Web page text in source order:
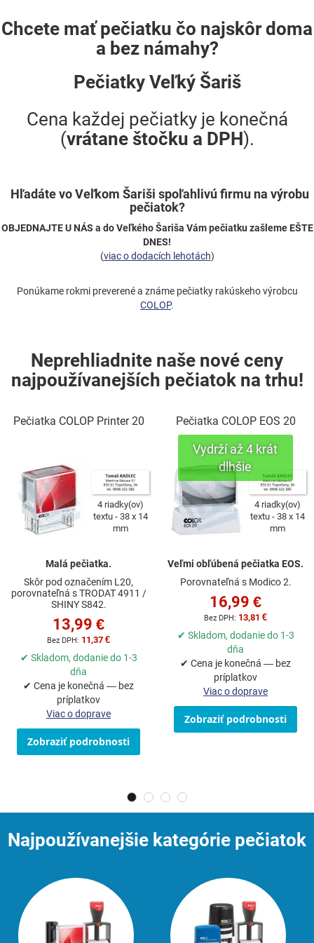
Chcete mať pečiatku čo najskôr doma
a bez námahy?
Pečiatky Veľký Šariš
Cena každej pečiatky je konečná
(vrátane štočku a DPH).
Hľadáte vo Veľkom Šariši spoľahlivú firmu na výrobu
pečiatok?
OBJEDNAJTE U NÁS a do Veľkého Šariša Vám pečiatku zašleme EŠTE
DNES!
(viac o dodacích lehotách)
Ponúkame rokmi preverené a známe pečiatky rakúskeho výrobcu
COLOP.
Neprehliadnite naše nové ceny
najpoužívanejších pečiatok na trhu!
Pečiatka COLOP Printer 20
4 riadky(ov)
textu
38 x 14
mm
Malá pečiatka.
Skôr pod označením L20,
porovnateľná s TRODAT 4911 /
SHINY S842.
13,99 €
11,37 €
✔ Skladom, dodanie do 1-3
dňa
✔ Cena je konečná — bez
príplatkov
Viac o doprave
Zobraziť podrobnosti
Pečiatka COLOP EOS 20
4 riadky(ov)
textu
38 x 14
mm
Veľmi obľúbená pečiatka EOS.
Porovnateľná s Modico 2.
16,99 €
13,81 €
✔ Skladom, dodanie do 1-3
dňa
✔ Cena je konečná — bez
príplatkov
Viac o doprave
Zobraziť podrobnosti
Najpoužívanejšie kategórie pečiatok